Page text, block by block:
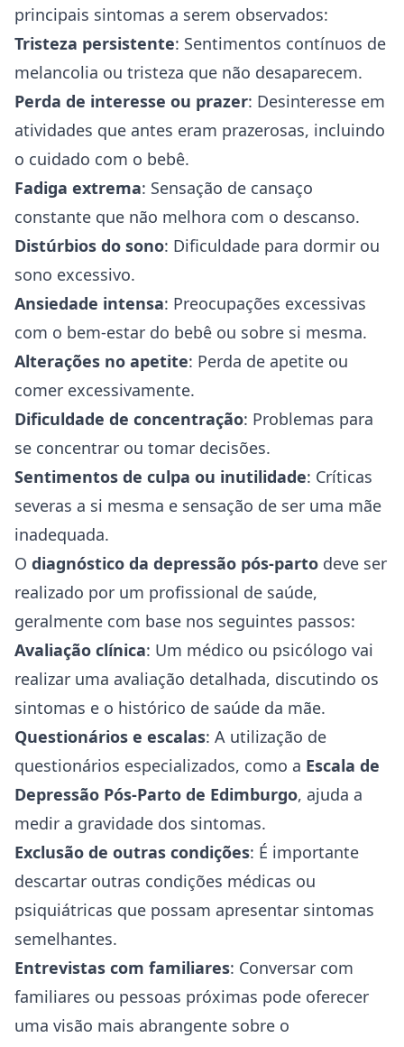
principais sintomas a serem observados:
Tristeza persistente: Sentimentos contínuos de
melancolia ou tristeza que não desaparecem.
Perda de interesse ou prazer: Desinteresse em
atividades que antes eram prazerosas, incluindo
o cuidado com o bebê.
Fadiga extrema: Sensação de cansaço
constante que não melhora com o descanso.
Distúrbios do sono: Dificuldade para dormir ou
sono excessivo.
Ansiedade intensa: Preocupações excessivas
com o bem-estar do bebê ou sobre si mesma.
Alterações no apetite: Perda de apetite ou
comer excessivamente.
Dificuldade de concentração: Problemas para
se concentrar ou tomar decisões.
Sentimentos de culpa ou inutilidade: Críticas
severas a si mesma e sensação de ser uma mãe
inadequada.
O diagnóstico da depressão pós-parto deve ser
realizado por um profissional de saúde,
geralmente com base nos seguintes passos:
Avaliação clínica: Um médico ou psicólogo vai
realizar uma avaliação detalhada, discutindo os
sintomas e o histórico de saúde da mãe.
Questionários e escalas: A utilização de
questionários especializados, como a Escala de
Depressão Pós-Parto de Edimburgo, ajuda a
medir a gravidade dos sintomas.
Exclusão de outras condições: É importante
descartar outras condições médicas ou
psiquiátricas que possam apresentar sintomas
semelhantes.
Entrevistas com familiares: Conversar com
familiares ou pessoas próximas pode oferecer
uma visão mais abrangente sobre o